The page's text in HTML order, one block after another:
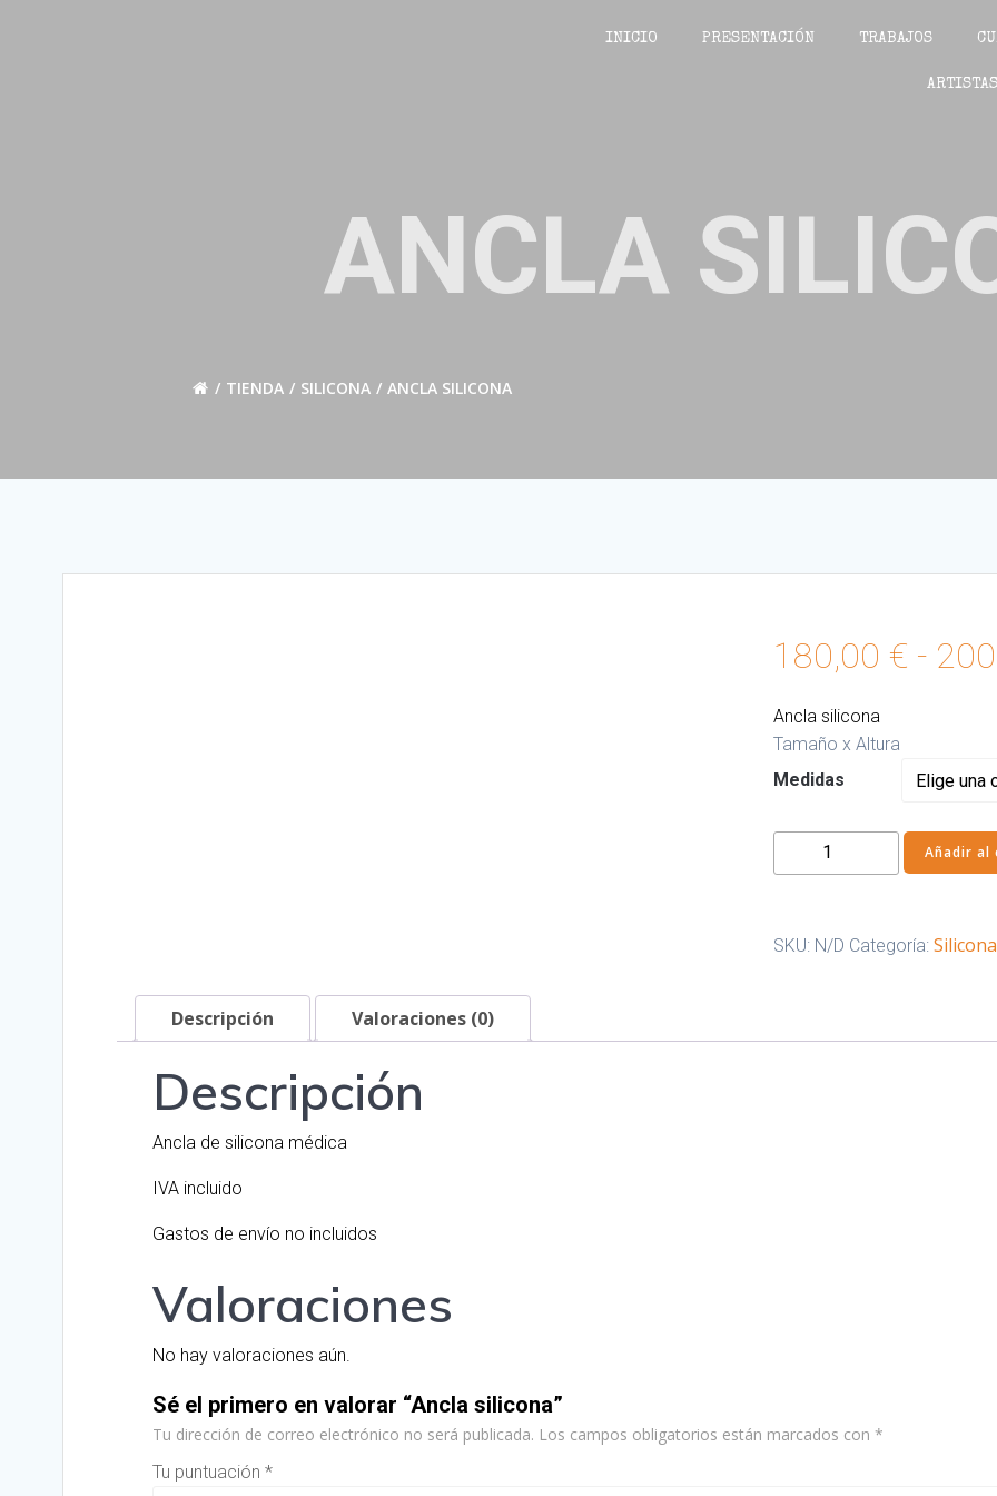
INICIO PRESENTACIÓN TRABAJOS
ANCLA
TIENDA SILICONA ANCLA SILICONA
180,00 € -
Ancla silicona
Tamaño x Altura
Medidas
silicona
Añadir al
SKU: N/D Categoría: Silicona
Descripción Valoraciones (0)
Descripción
Ancla de silicona médica
IVA incluido
Gastos de envío no incluidos
Valoraciones
No hay valoraciones aún.
Sé el primero en valorar “Ancla silicona”
Tu dirección de correo electrónico no será publicada. Los campos obligatorios están marcados con *
Tu puntuación *